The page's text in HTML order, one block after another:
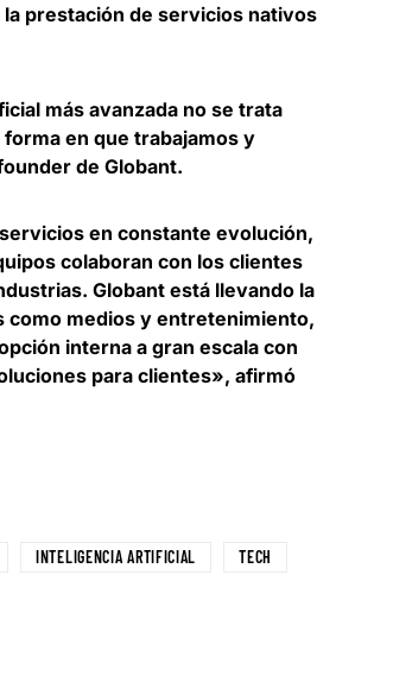
prestación de servicios nativos
más avanzada no se trata
en que trabajamos y
de Globant.
en constante evolución,
colaboran con los clientes
Globant está llevando la
como medios y entretenimiento,
interna a gran escala con
para clientes», afirmó
INTELIGENCIA ARTIFICIAL TECH